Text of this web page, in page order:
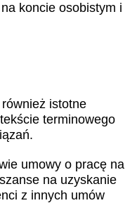
koncie osobistym i
istotne
terminowego
umowy o pracę na
na uzyskanie
z innych umów